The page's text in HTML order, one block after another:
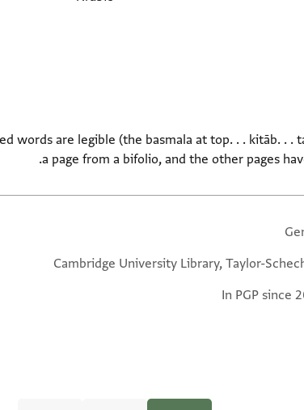
words are legible (the basmala at top. . . kitāb. . .
a page from a bifolio, and the other pages
Cambridge University Library, Taylor-
In PGP since